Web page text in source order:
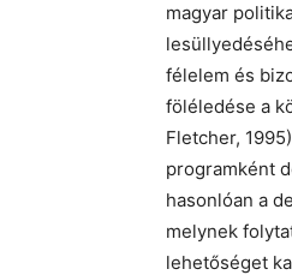
magyar
félelem és
föléledése a
Fletcher,
programként
hasonlóan a
melynek
lehetőséget